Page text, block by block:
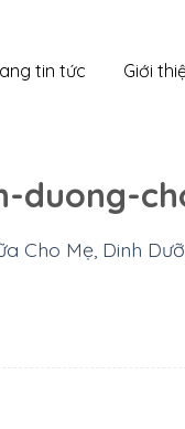
tin tức Giới
Cho Mẹ, Dinh